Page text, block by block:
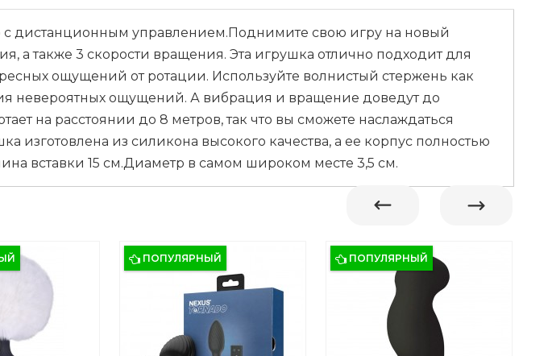
дистанционным управлением.Поднимите свою игру на новый
а также 3 скорости вращения. Эта игрушка отлично подходит для
ощущений от ротации. Используйте волнистый стержень как
невероятных ощущений. А вибрация и вращение доведут до
на расстоянии до 8 метров, так что вы сможете наслаждаться
изготовлена из силикона высокого качества, а ее корпус полностью
вставки 15 см.Диаметр в самом широком месте 3,5 см.
ПОПУЛЯРНЫЙ ПОПУЛЯРНЫЙ